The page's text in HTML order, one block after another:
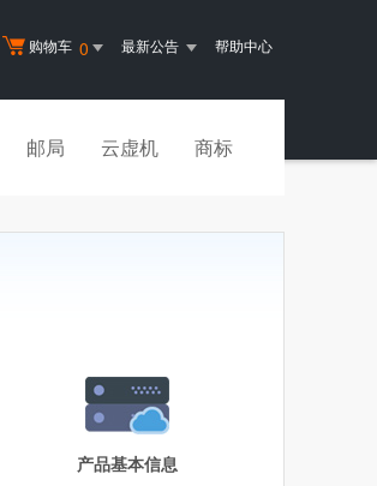
购物车 0 最新公告 帮助中心
邮局 云虚机 商标
产品基本信息